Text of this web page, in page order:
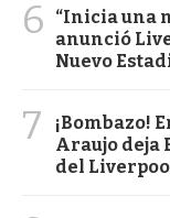
6
“Inicia una
anunció
Nuevo
7
¡Bombazo!
Araujo deja
del